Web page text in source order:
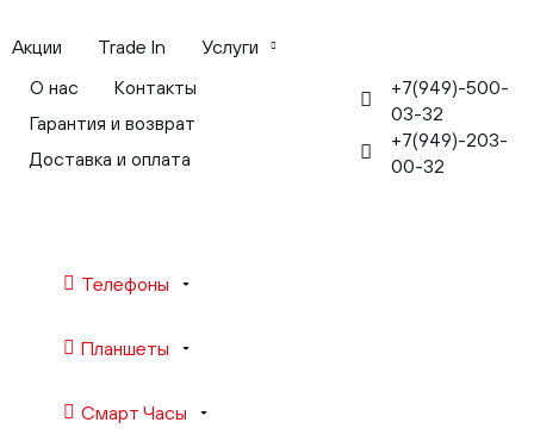
Акции Trade In
Услуги
О нас
Контакты
Гарантия и возврат
Доставка и оплата
+7(949)-500-
03-32
+7(949)-203-
00-32
Телефоны
Планшеты
Смарт Часы